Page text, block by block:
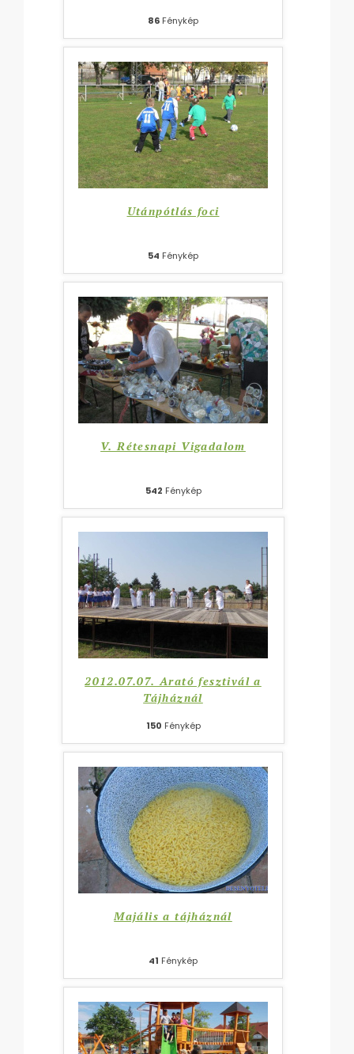
86 Fénykép
Utánpótlás foci
54 Fénykép
V. Rétesnapi Vigadalom
542 Fénykép
2012.07.07. Arató fesztivál a
Tájháznál
150 Fénykép
Majális a tájháznál
41 Fénykép